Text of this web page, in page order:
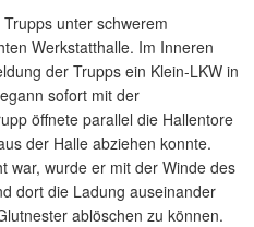
unter schwerem
Werkstatthalle. Im Inneren
der Trupps ein Klein-LKW in
sofort mit der
öffnete parallel die Hallentore
der Halle abziehen konnte.
war, wurde er mit der Winde des
dort die Ladung auseinander
ablöschen zu können.